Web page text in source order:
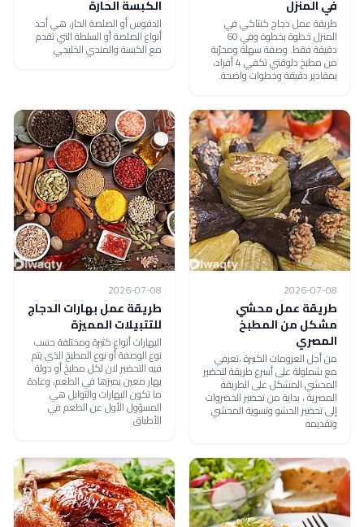
في المنزل
طريقة عمل دجاج كنتاكي في
المنزل خطوة بخطوة وفي 60
دقيقة فقط. وصفة سهلة ومجرّبة
من مطبخ دلوقتي تكفي 4 أفراد،
بمقادير دقيقة وخطوات واضحة.
الكبسة الحارة
الدقوس أو الصلصة الحار، هي أحد
أنواع الصلصة أو السلطة التي تقدم
مع الكبسة والمندي الخليجي
2026-07-08
طريقة عمل محشي
مشكل من المطبخ
المصري
من أجل العزومات الكبيرة ،تعرفي
مع شملولة على أسرع طريقة لتحضير
المحشي المشكل على الطريقة
المصرية ، بداية من تحضير الخضروات
إلى تحضير الحشو وتسوية المحشي
وتقديمه
2026-07-08
طريقة عمل بهارات الدجاج
للتتبيلات المميزة
البهارات أنواع كثيرة ومختلفة حسب
نوع الوصفة أو نوع المطبخ الذي يتم
فيه التحضير لان لكل مطبخ أو دولة
بهار معين يميزها في الطعم، وعادة
ما تكون البهارات والتوابل هي
المسؤول الأول عن الطعم في
الأطباق